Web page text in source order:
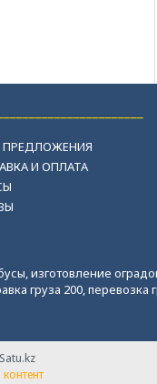
И ОПЛАТА
изготовление
груза 200, перевозка
Satu.kz